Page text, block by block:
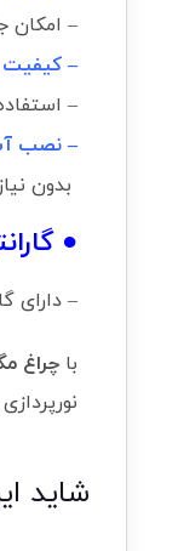
– امکان
– کیفیت
–
– نصب
بدون
●
– دارای گارانتی 3 ساله برای تضمین
با چراغ
شاید